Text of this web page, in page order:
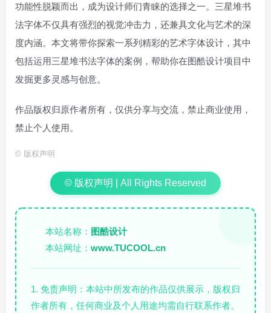
功能性脱颖而出，成为设计师们青睐的选择之一。三星堆书
法字体不仅具有强烈的视觉冲击力，还兼具文化与艺术的深
度内涵。本文将带你探索一系列精彩的艺术字体设计，其中
包括运用三星堆书法字体的案例，帮助你在图酷设计项目中
发掘更多灵感与创意。
作品版权归原作者所有，仅供分享与交流，禁止商业使用，
禁止个人使用。
© 版权声明
© 版权声明 | All Rights Reserved
本站名称： 图酷设计
本站网址： www.TUCOOL.cn
1. 免责声明：本站中所发布的作品仅供展示，版权归
作者所有，任何商业及个人用途均需自行联系作者。